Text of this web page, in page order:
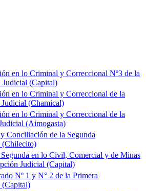
en lo Criminal y Correccional Nº3 de la
Judicial (Capital)
en lo Criminal y Correccional de la
(Chamical)
en lo Criminal y Correccional de la
(Aimogasta)
Conciliación de la Segunda
(Chilecito)
Segunda en lo Civil, Comercial y de Minas
Judicial (Capital)
Nº 1 y N° 2 de la Primera
(Capital)